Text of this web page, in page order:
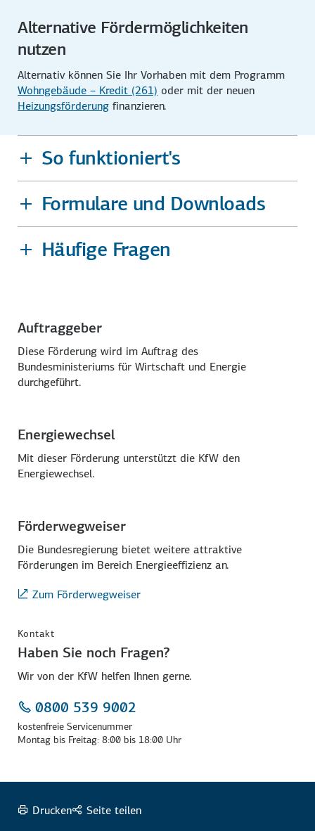
Alternative Förder­möglichkeiten
nutzen
Alternativ können Sie Ihr Vorhaben mit dem Programm
Wohngebäude – Kredit (261) oder mit der neuen
Heizungsförderung finanzieren.
So funktioniert's
Formulare und Downloads
Häufige Fragen
Auftraggeber
Diese Förderung wird im Auftrag des
Bundesministeriums für Wirtschaft und Energie
durchgeführt.
Energiewechsel
Mit dieser Förderung unterstützt die KfW den
Energiewechsel.
Förderwegweiser
Die Bundesregierung bietet weitere attraktive
Förderungen im Bereich Energie­effizienz an.
Zum Förderwegweiser
Kontakt
Haben Sie noch Fragen?
Wir von der KfW helfen Ihnen gerne.
0800 539 9002
kostenfreie Servicenummer
Montag bis Freitag: 8:00 bis 18:00 Uhr
Drucken Seite teilen